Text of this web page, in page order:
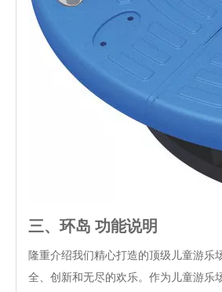
三、 环岛 功能说明
隆重介绍我们精心打造的顶级儿童游乐
全、创新和无尽的欢乐。作为儿童游乐